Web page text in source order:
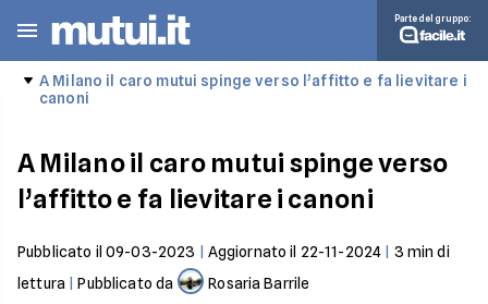
Parte del gruppo:
A Milano il caro mutui spinge verso l’affitto e fa lievitare i
canoni
A Milano il caro mutui spinge verso
l’affitto e fa lievitare i canoni
Pubblicato il 09-03-2023 Aggiornato il 22-11-2024 3 min di
lettura |Pubblicato da Rosaria Barrile